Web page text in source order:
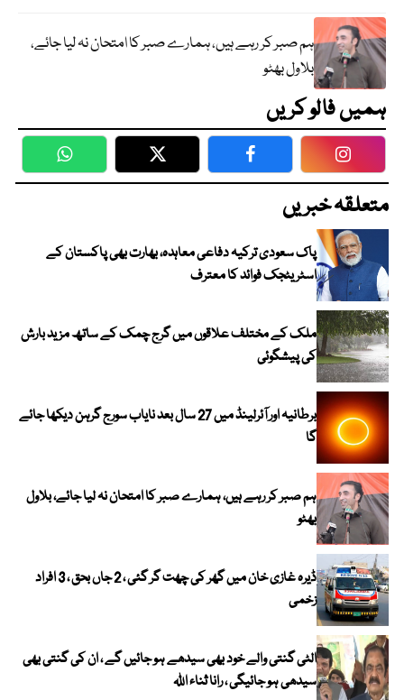
ہم صبر کر رہے ہیں، ہمارے صبر کا امتحان نہ لیا جائے،
بلاول بھٹو
ہمیں فالو کریں
WhatsApp Twitter Facebook
متعلقہ خبریں
پاک سعودی ترکیہ دفاعی معاہدہ، بھارت بھی پاکستان کے
اسٹریٹجک فوائد کا معترف
ملک کے مختلف علاقوں میں گرج چمک کے ساتھ مزید بارش
کی پیشگوئی
برطانیہ اور آئرلینڈ میں 27 سال بعد نایاب سورج گرہن دیکھا جائے
گا
ہم صبر کر رہے ہیں، ہمارے صبر کا امتحان نہ لیا جائے، بلاول
بھٹو
ڈیرہ غازی خان میں گھر کی چھت گر گئی ، 2 جاں بحق ، 3 افراد
زخمی
الٹی گنتی والے خود بھی سیدھے ہو جائیں گے ، ان کی گنتی بھی
سیدھی ہو جائیگی ، رانا ثناء اللہ